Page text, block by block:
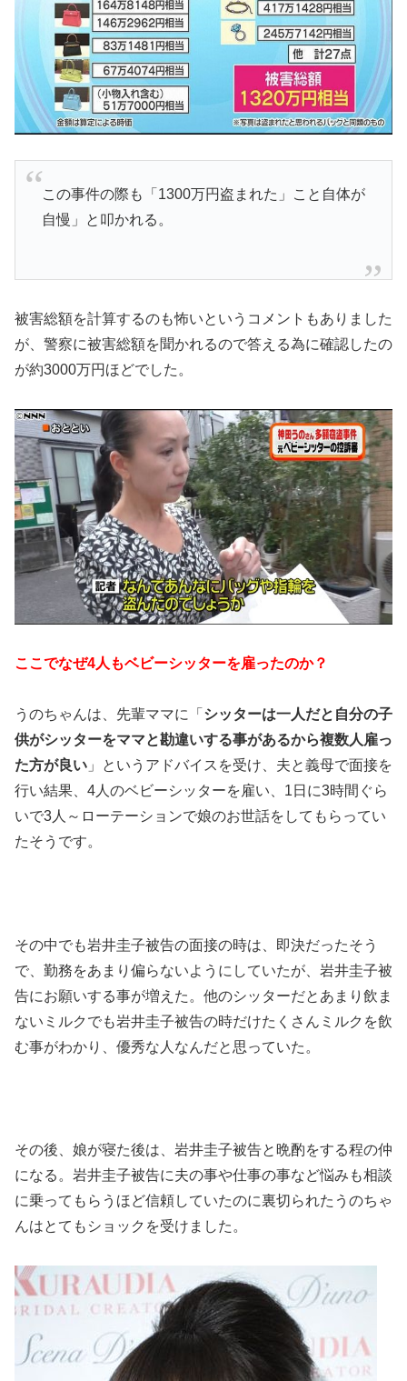
この事件の際も「1300万円盗まれた」こと自体が
自慢」と叩かれる。
被害総額を計算するのも怖いというコメントもありました
が、警察に被害総額を聞かれるので答える為に確認したの
が約3000万円ほどでした。
ここでなぜ4人もベビーシッターを雇ったのか？
うのちゃんは、先輩ママに「 シッターは一人だと自分の子
供がシッターをママと勘違いする事があるから複数人雇っ
た方が良い 」というアドバイスを受け、夫と義母で面接を
行い結果、4人のベビーシッターを雇い、1日に3時間ぐら
いで3人～ローテーションで娘のお世話をしてもらってい
たそうです。
その中でも岩井圭子被告の面接の時は、即決だったそう
で、勤務をあまり偏らないようにしていたが、岩井圭子被
告にお願いする事が増えた。他のシッターだとあまり飲ま
ないミルクでも岩井圭子被告の時だけたくさんミルクを飲
む事がわかり、優秀な人なんだと思っていた。
その後、娘が寝た後は、岩井圭子被告と晩酌をする程の仲
になる。岩井圭子被告に夫の事や仕事の事など悩みも相談
に乗ってもらうほど信頼していたのに裏切られたうのちゃ
んはとてもショックを受けました。